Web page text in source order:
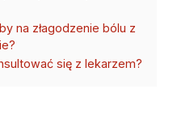
na złagodzenie bólu z
się z lekarzem?